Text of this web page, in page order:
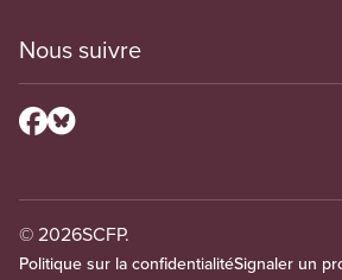
Nous suivre
© 2026SCFP.
Politique sur la confidentialitéSignaler un